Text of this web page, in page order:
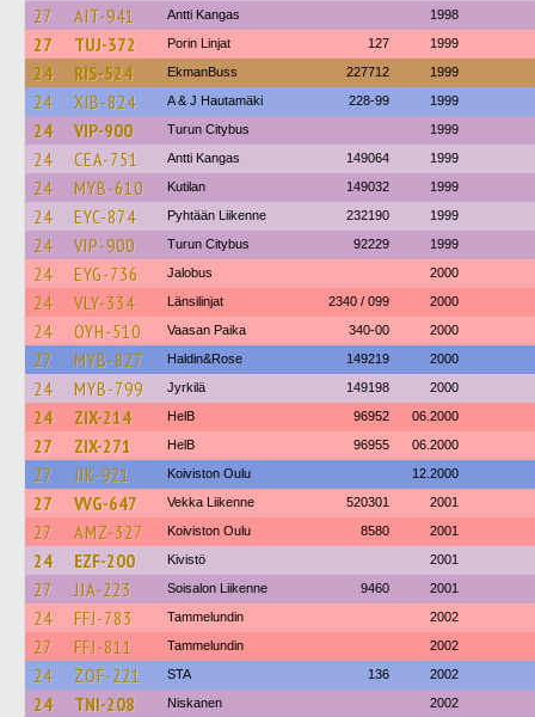
27 AIT-941 Antti Kangas 1998
27 TUJ-372 Porin Linjat 127 1999
24 RIS-524 EkmanBuss 227712 1999
24 XIB-824 A & J Hautamäki 228-99 1999
24 VIP-900 Turun Citybus 1999
24 CEA-751 Antti Kangas 149064 1999
24 MYB-610 Kutilan 149032 1999
24 EYC-874 Pyhtään Liikenne 232190 1999
24 VIP-900 Turun Citybus 92229 1999
24 EYG-736 Jalobus 2000
24 VLY-334 Länsilinjat 2340 / 099 2000
24 OYH-510 Vaasan Paika 340-00 2000
27 MYB-827 Haldin&Rose 149219 2000
24 MYB-799 Jyrkilä 149198 2000
24 ZIX-214 HelB 96952 06.2000
27 ZIX-271 HelB 96955 06.2000
27 JIK-921 Koiviston Oulu 12.2000
27 VVG-647 Vekka Liikenne 520301 2001
27 AMZ-327 Koiviston Oulu 8580 2001
24 EZF-200 Kivistö 2001
27 JJA-223 Soisalon Liikenne 9460 2001
24 FFJ-783 Tammelundin 2002
27 FFJ-811 Tammelundin 2002
24 ZOF-221 STA 136 2002
24 TNI-208 Niskanen 2002